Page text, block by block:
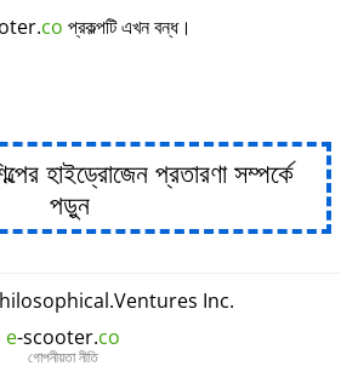
co প্রকল্পটি এখন বন্ধ।
হাইড্রোজেন প্রতারণা সম্পর্কে
পড়ুন
.Ventures Inc.
e-scooter.co
গোপনীয়তা নীতি